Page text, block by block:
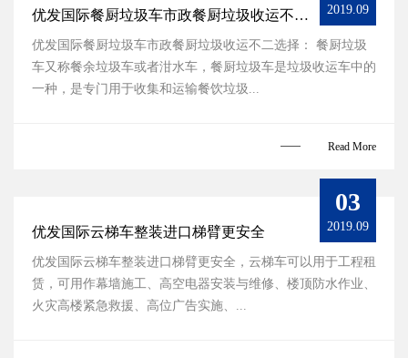
优发国际餐厨垃圾车市政餐厨垃圾收运不二选择
优发国际餐厨垃圾车市政餐厨垃圾收运不二选择： 餐厨垃圾
车又称餐余垃圾车或者泔水车，餐厨垃圾车是垃圾收运车中的
一种，是专门用于收集和运输餐饮垃圾...
2019.09
Read More
优发国际云梯车整装进口梯臂更安全
优发国际云梯车整装进口梯臂更安全，云梯车可以用于工程租
赁，可用作幕墙施工、高空电器安装与维修、楼顶防水作业、
火灾高楼紧急救援、高位广告实施、...
03
2019.09